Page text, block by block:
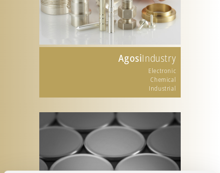
AgosiIndustry
Electronic
Chemical
Industrial